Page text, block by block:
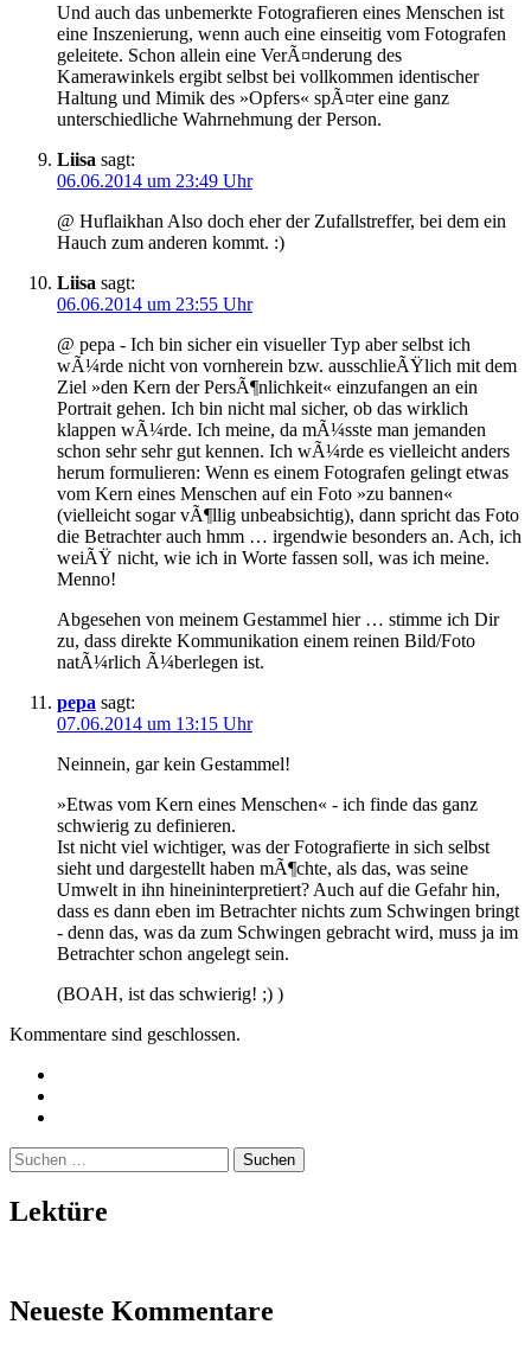
Und auch das unbemerkte Fotografieren eines Menschen ist
eine Inszenierung, wenn auch eine einseitig vom Fotografen
geleitete. Schon allein eine VerÃ¤nderung des
Kamerawinkels ergibt selbst bei vollkommen identischer
Haltung und Mimik des »Opfers« spÃ¤ter eine ganz
unterschiedliche Wahrnehmung der Person.
Liisa sagt:
06.06.2014 um 23:49 Uhr
@ Huflaikhan Also doch eher der Zufallstreffer, bei dem ein
Hauch zum anderen kommt. :)
Liisa sagt:
06.06.2014 um 23:55 Uhr
@ pepa - Ich bin sicher ein visueller Typ aber selbst ich
wÃ¼rde nicht von vornherein bzw. ausschlieÃŸlich mit dem
Ziel »den Kern der PersÃ¶nlichkeit« einzufangen an ein
Portrait gehen. Ich bin nicht mal sicher, ob das wirklich
klappen wÃ¼rde. Ich meine, da mÃ¼sste man jemanden
schon sehr sehr gut kennen. Ich wÃ¼rde es vielleicht anders
herum formulieren: Wenn es einem Fotografen gelingt etwas
vom Kern eines Menschen auf ein Foto »zu bannen«
(vielleicht sogar vÃ¶llig unbeabsichtig), dann spricht das Foto
die Betrachter auch hmm … irgendwie besonders an. Ach, ich
weiÃŸ nicht, wie ich in Worte fassen soll, was ich meine.
Menno!
Abgesehen von meinem Gestammel hier … stimme ich Dir
zu, dass direkte Kommunikation einem reinen Bild/Foto
natÃ¼rlich Ã¼berlegen ist.
pepa sagt:
07.06.2014 um 13:15 Uhr
Neinnein, gar kein Gestammel!
»Etwas vom Kern eines Menschen« - ich finde das ganz
schwierig zu definieren.
Ist nicht viel wichtiger, was der Fotografierte in sich selbst
sieht und dargestellt haben mÃ¶chte, als das, was seine
Umwelt in ihn hineininterpretiert? Auch auf die Gefahr hin,
dass es dann eben im Betrachter nichts zum Schwingen bringt
- denn das, was da zum Schwingen gebracht wird, muss ja im
Betrachter schon angelegt sein.
(BOAH, ist das schwierig! ;) )
Kommentare sind geschlossen.
Suchen
nach:
Lektüre
Neueste Kommentare